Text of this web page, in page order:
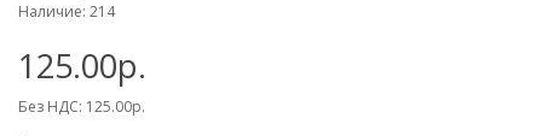
Наличие: 214
125.00р.
Без НДС: 125.00р.